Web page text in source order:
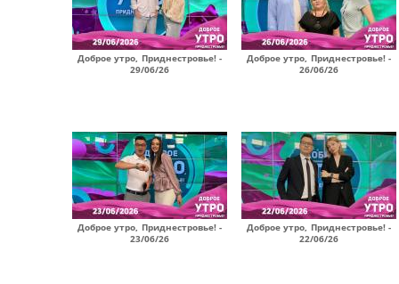
Доброе утро, Приднестровье! -
29/06/26
Доброе утро, Приднестровье! -
26/06/26
Доброе утро, Приднестровье! -
23/06/26
Доброе утро, Приднестровье! -
22/06/26